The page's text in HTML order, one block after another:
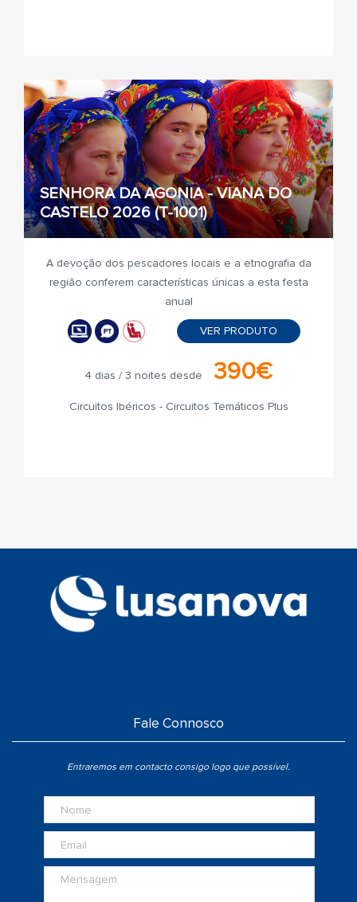
SENHORA DA AGONIA - VIANA DO
CASTELO 2026 (T-1001)
A devoção dos pescadores locais e a etnografia da
região conferem características únicas a esta festa
anual
VER PRODUTO
4 dias / 3 noites desde 390€
Circuitos Ibéricos - Circuitos Temáticos Plus
Fale Connosco
Entraremos em contacto consigo logo que possível.